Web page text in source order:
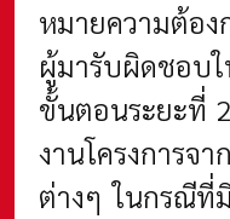
หมายความต้อง
ผู้มารับผิดชอบใ
ขั้นตอนระยะที่
งานโครงการจ
ต่างๆ ในกรณีที่